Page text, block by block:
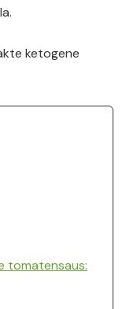
ketogene
tomatensaus: